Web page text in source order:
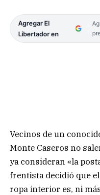
Agregar El
Libertador en
Vecinos de un
Monte Caseros no
ya consideran «la
frentista decidió que
ropa interior es, ni